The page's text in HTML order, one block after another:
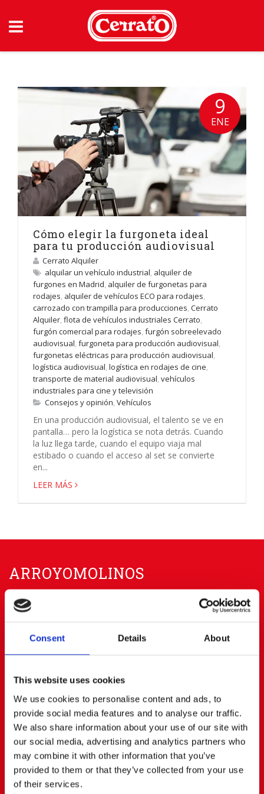
Consent Details About
This website uses cookies
We use cookies to personalise content and ads, to
provide social media features and to analyse our traffic.
We also share information about your use of our site with
our social media, advertising and analytics partners who
may combine it with other information that you’ve
provided to them or that they’ve collected from your use
of their services.
9
ENE
Cómo elegir la furgoneta ideal
para tu producción audiovisual
Cerrato Alquiler
alquilar un vehículo industrial, alquiler de
furgones en Madrid, alquiler de furgonetas para
rodajes, alquiler de vehículos ECO para rodajes,
carrozado con trampilla para producciones, Cerrato
Alquiler, flota de vehículos industriales Cerrato,
furgón comercial para rodajes, furgón sobreelevado
audiovisual, furgoneta para producción audiovisual,
furgonetas eléctricas para producción audiovisual,
logística audiovisual, logística en rodajes de cine,
transporte de material audiovisual, vehículos
industriales para cine y televisión
Consejos y opinión, Vehículos
En una producción audiovisual, el talento se ve en
pantalla… pero la logística se nota detrás. Cuando
la luz llega tarde, cuando el equipo viaja mal
estibado o cuando el acceso al set se convierte
en...
LEER MÁS
ARROYOMOLINOS
91 668 63 40
Calle Fresadores Nº 62
Parque Empresarial PARQUE 22
BOADILLA DEL MONTE
91 668 63 40
687472823
boadilla@cerratoalquiler.es
Calle Artesanos Nº 13
Pol. Ind. PRADO DEL ESPINO
28660 BOADILLA DEL MONTE (Madrid)